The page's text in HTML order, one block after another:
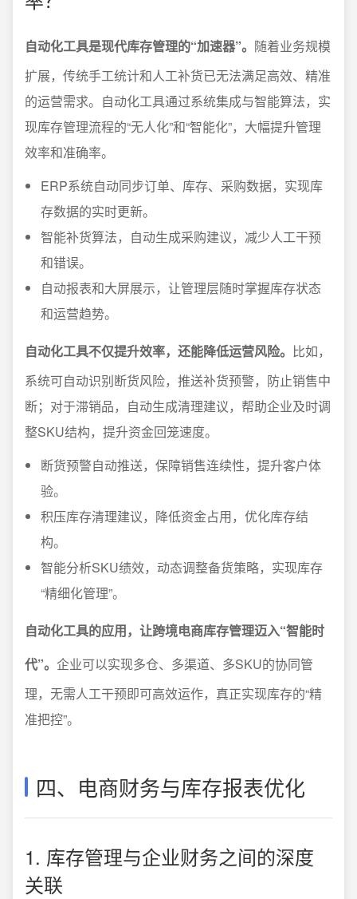
自动化工具是现代库存管理的“加速器”。 随着业务规模
扩展，传统手工统计和人工补货已无法满足高效、精准
的运营需求。自动化工具通过系统集成与智能算法，实
现库存管理流程的“无人化”和“智能化”，大幅提升管理
效率和准确率。
ERP系统自动同步订单、库存、采购数据，实现库
存数据的实时更新。
智能补货算法，自动生成采购建议，减少人工干预
和错误。
自动报表和大屏展示，让管理层随时掌握库存状态
和运营趋势。
自动化工具不仅提升效率，还能降低运营风险。 比如，
系统可自动识别断货风险，推送补货预警，防止销售中
断；对于滞销品，自动生成清理建议，帮助企业及时调
整SKU结构，提升资金回笼速度。
断货预警自动推送，保障销售连续性，提升客户体
验。
积压库存清理建议，降低资金占用，优化库存结
构。
智能分析SKU绩效，动态调整备货策略，实现库存
“精细化管理”。
自动化工具的应用，让跨境电商库存管理迈入“智能时
代”。 企业可以实现多仓、多渠道、多SKU的协同管
理，无需人工干预即可高效运作，真正实现库存的“精
准把控”。
四、电商财务与库存报表优化
1. 库存管理与企业财务之间的深度
关联